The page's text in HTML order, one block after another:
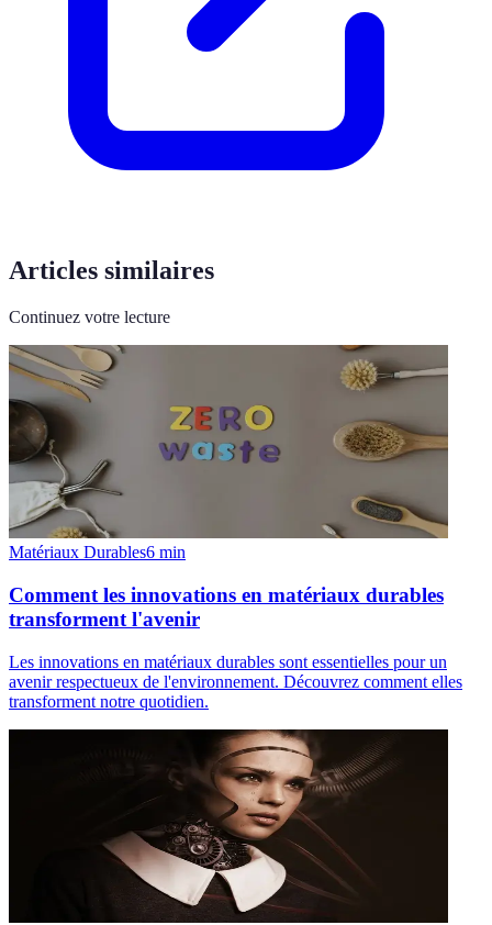
Articles similaires
Continuez votre lecture
Matériaux Durables6 min
Comment les innovations en matériaux durables
transforment l'avenir
Les innovations en matériaux durables sont essentielles pour un
avenir respectueux de l'environnement. Découvrez comment elles
transforment notre quotidien.